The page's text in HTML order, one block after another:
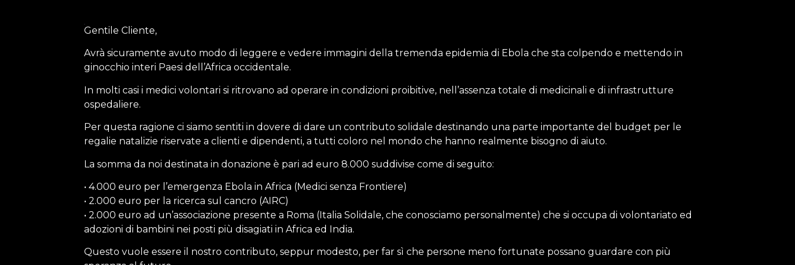
Gentile Cliente,
Avrà sicuramente avuto modo di leggere e vedere immagini della tremenda epidemia di Ebola che sta colpendo e mettendo in
ginocchio interi Paesi dell’Africa occidentale.
In molti casi i medici volontari si ritrovano ad operare in condizioni proibitive, nell’assenza totale di medicinali e di infrastrutture
ospedaliere.
Per questa ragione ci siamo sentiti in dovere di dare un contributo solidale destinando una parte importante del budget per le
regalie natalizie riservate a clienti e dipendenti, a tutti coloro nel mondo che hanno realmente bisogno di aiuto.
La somma da noi destinata in donazione è pari ad euro 8.000 suddivise come di seguito:
• 4.000 euro per l’emergenza Ebola in Africa (Medici senza Frontiere)
• 2.000 euro per la ricerca sul cancro (AIRC)
• 2.000 euro ad un’associazione presente a Roma (Italia Solidale, che conosciamo personalmente) che si occupa di volontariato ed
adozioni di bambini nei posti più disagiati in Africa ed India.
Questo vuole essere il nostro contributo, seppur modesto, per far sì che persone meno fortunate possano guardare con più